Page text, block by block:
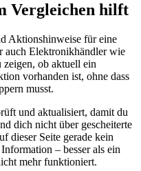
Vergleichen hilft
Aktionshinweise für eine
auch Elektronikhändler wie
ob aktuell ein
vorhanden ist, ohne dass
musst.
und aktualisiert, damit du
dich nicht über gescheiterte
dieser Seite gerade kein
– besser als ein
mehr funktioniert.